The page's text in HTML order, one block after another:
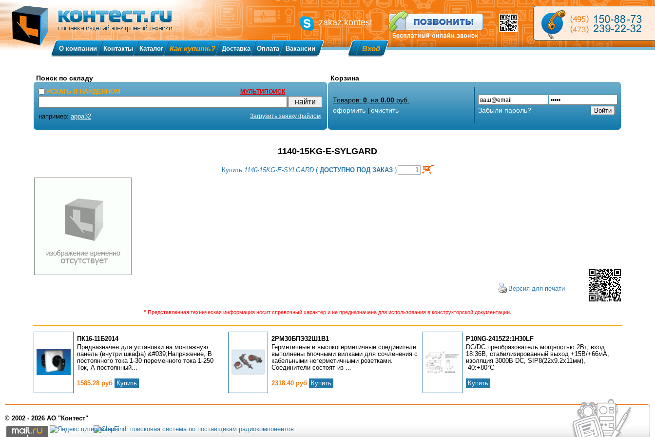
1140-15KG-E-SYLGARD
Купить 1140-15KG-E-SYLGARD(ДОСТУПНО ПОД ЗАКАЗ )
Версия для печати
* Представленная техническая информация носит справочный характер и не предназначена для использования в конструкторской документации.
ПК16-11Б2014
Предназначен для установки на монтажную
панель (внутри шкафа) &#039;Напряжение, В
постоянного тока 1-30 переменного тока 1-250
Ток, А постоянный...
1585.28 руб Купить
2РМ30БПЭ32Ш1В1
Герметичные и высокогерметичные соединители
выполнены блочными вилками для сочленения с
кабельными негерметичными розетками.
Соединители состоят из ...
2318.40 руб Купить
P10NG-2415Z2:1H30LF
DC/DC преобразователь мощностью 2Вт, вход
18:36В, стабилизированный выход +15В/+66мА,
изоляция 3000В DC, SIP8(22x9.2x11мм),
-40:+80°С
Купить
zakaz.kontest
О компании Контакты Каталог Как купить? Доставка Оплата Вакансии Вход
Поиск по складу
ИСКАТЬ В НАЙДЕННОМ МУЛЬТИПОИСК
например:appa32 Загрузить заявку файлом
Корзина
Товаров:0 , на0.00 руб.
оформить |очистить Забыли пароль?
© 2002 - 2026 АО "Контест"